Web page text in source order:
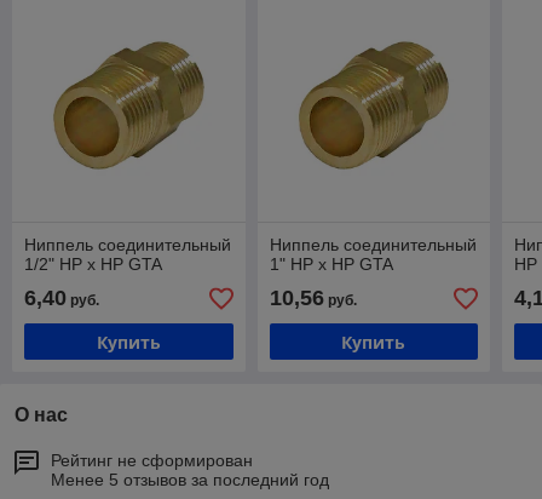
Ниппель соединительный
1/2" НР х НР GTA
6,40 руб.
Купить
Ниппель соединительный
1" НР х НР GTA
10,56руб.
Купить
НР
О нас
Рейтинг не сформирован
Менее 5 отзывов за последний год